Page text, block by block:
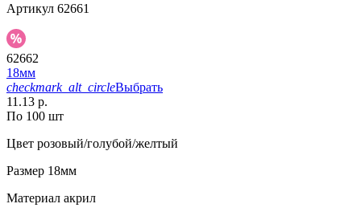
Артикул 62661
62662
18мм
checkmark_alt_circleВыбрать
11.13 р.
По 100 шт
Цвет розовый/голубой/желтый
Размер 18мм
Материал акрил